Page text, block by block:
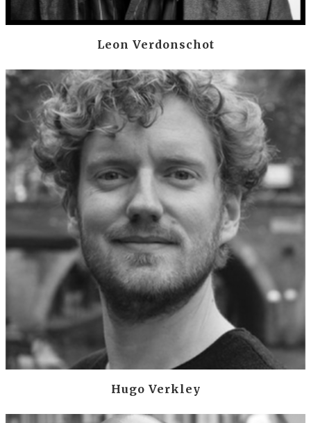
Leon Verdonschot
Hugo Verkley